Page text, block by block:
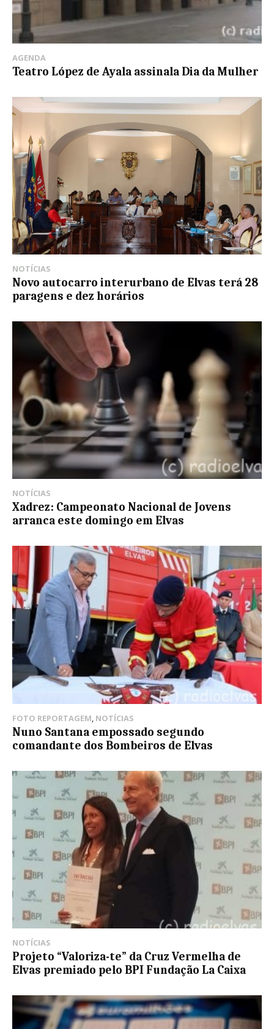
AGENDA
Teatro López de Ayala assinala Dia da Mulher
NOTÍCIAS
Novo autocarro interurbano de Elvas terá 28
paragens e dez horários
NOTÍCIAS
Xadrez: Campeonato Nacional de Jovens
arranca este domingo em Elvas
FOTO REPORTAGEM NOTÍCIAS
Nuno Santana empossado segundo
comandante dos Bombeiros de Elvas
NOTÍCIAS
Projeto “Valoriza-te” da Cruz Vermelha de
Elvas premiado pelo BPI Fundação La Caixa